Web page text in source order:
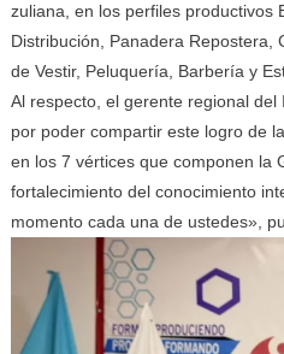
zuliana, en los perfiles productivos
Distribución, Panadera Repostera,
de Vestir, Peluquería, Barbería y
Al respecto, el gerente regional
por poder compartir este logro de
en los 7 vértices que componen la
fortalecimiento del conocimiento
momento cada una de ustedes»,